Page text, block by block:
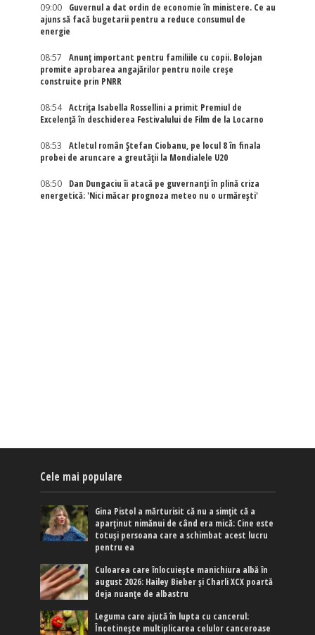
09:00
Guvernul a dat ordin de economie în ministere. Ce au
ajuns să facă bugetarii pentru a reduce consumul de
energie
08:57
Anunț important pentru familiile cu copii. Bolojan
promite aprobarea angajărilor pentru noile creșe
construite prin PNRR
08:54
Actriţa Isabella Rossellini a primit Premiul de
Excelenţă în deschiderea Festivalului de Film de la Locarno
08:53
Atletul român Ștefan Ciobanu, pe locul 8 în finala
probei de aruncare a greutății la Mondialele U20
08:50
Dan Dungaciu îi atacă pe guvernanți în plină criza
energetică: 'Nici măcar prognoza meteo nu o urmărești'
Cele mai populare
Gina Pistol a mărturisit că nu a simțit că a
aparținut nimănui de când era mică: Cine este
totuși persoana care a schimbat acest lucru
pentru ea
Culoarea care înlocuiește manichiura albă în
august 2026: Hailey Bieber și Charli XCX poartă
deja nuanțe de albastru
Leguma care ajută în lupta cu cancerul:
Încetinește multiplicarea celulor canceroase